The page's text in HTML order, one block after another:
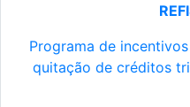
Programa de
quitação de créditos